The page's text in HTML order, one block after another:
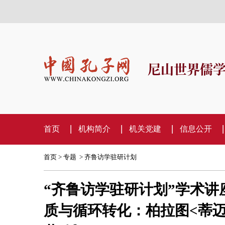
尼山世界儒
首页 机构简介 机关党建 信息公开
首页 > 专题 > 齐鲁访学驻研计划
“齐鲁访学驻研计划”学术讲
质与循环转化：柏拉图<蒂